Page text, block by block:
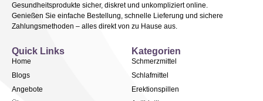
Gesundheitsprodukte sicher, diskret und unkompliziert online.
Genießen Sie einfache Bestellung, schnelle Lieferung und sichere
Zahlungsmethoden – alles direkt von zu Hause aus.
Kategorien
Schmerzmittel
Schlafmittel
Erektionspillen
Quick Links
Home
Blogs
Angebote